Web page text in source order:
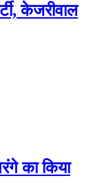
केजरीवाल
का किया